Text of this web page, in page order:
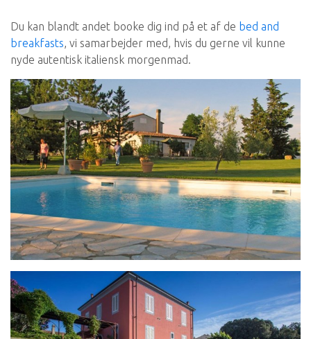
Du kan blandt andet booke dig ind på et af de bed and
breakfasts, vi samarbejder med, hvis du gerne vil kunne
nyde autentisk italiensk morgenmad.